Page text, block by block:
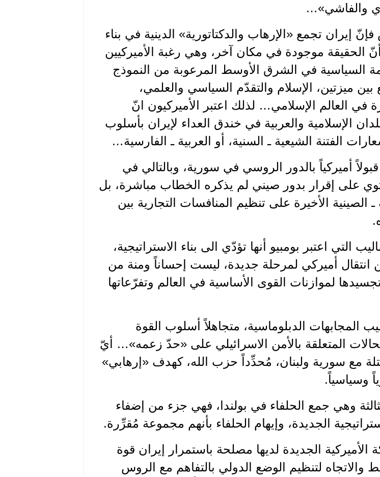
والفاشي»…
فإنّ إيران تجمع «الإرهاب والدكتاتورية» الدينية في بناء
الحقيقة موجودة في مكان آخر، وهي رغبة الأميركيين
في الشرق الأوسط المرعوبة من النموذج
بين ميزتين، الإسلام والتقدّم السياسي والعلمي،
في العالم الإسلامي… لذلك اعتبر الأميركيون انّ
الإسلامية والعربية في خندق العداء لإيران بأسلوب
الفتنة الشيعية ـ السنية، أو العربية ـ الفارسية…
أميركياً بالدور الروسي في سورية، وبالتالي في
على إقرار بدور صيني لم يذكره الخطاب مباشرة، بل
ـ الصينية الأخيرة على تنظيم المنافسات التجارية بين
التي اعتبر بومبيو أنها تؤدّي الى بناء الاستراتيجية،
أميركي لمرحلة جديدة، ليست إحساناً ومنة من
لموازنات القوى الأساسية في العالم وتفرّعاتها
المجابهات الدبلوماسية، متجاهلاً أسلوب القوة
المتعلقة بالأمن الاسرائيلي على «حدّ زعمه»… أيّ
مع سورية ولبنان، مُحدِّداً حزب الله، كهدف «إرهابي»
وسياسياً.
وهي جمع الحلفاء في بولندا، فهي جزء من إضفاء
الجديدة، وإيهام الحلفاء بأنهم مجموعة مُقرِّرة.
الأميركية الجديدة لديها مصلحة باستمرار إيران قوة
لتنظيم الوضع الدولي بالتفاهم مع الروس